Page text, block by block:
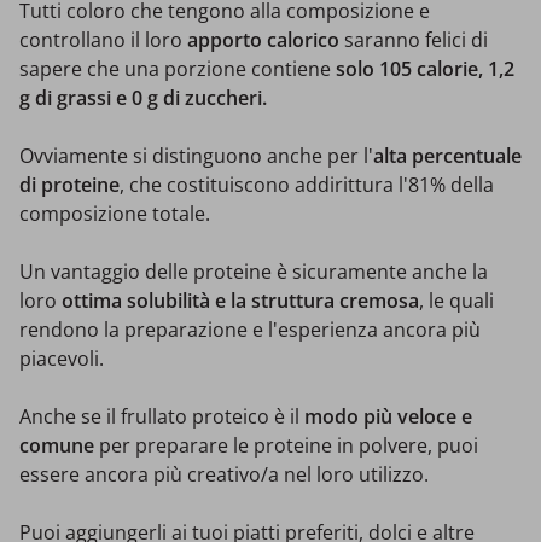
Tutti coloro che tengono alla composizione e
controllano il loro apporto calorico saranno felici di
sapere che una porzione contiene solo 105 calorie, 1,2
g di grassi e 0 g di zuccheri.
Ovviamente si distinguono anche per l'alta percentuale
di proteine, che costituiscono addirittura l'81% della
composizione totale.
Un vantaggio delle proteine è sicuramente anche la
loro ottima solubilità e la struttura cremosa, le quali
rendono la preparazione e l'esperienza ancora più
piacevoli.
Anche se il frullato proteico è il modo più veloce e
comune per preparare le proteine in polvere, puoi
essere ancora più creativo/a nel loro utilizzo.
Puoi aggiungerli ai tuoi piatti preferiti, dolci e altre